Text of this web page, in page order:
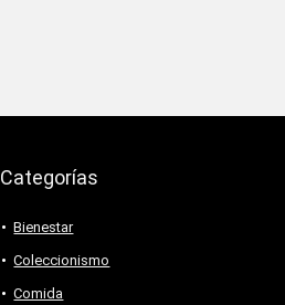
Categorías
Bienestar
Coleccionismo
Comida